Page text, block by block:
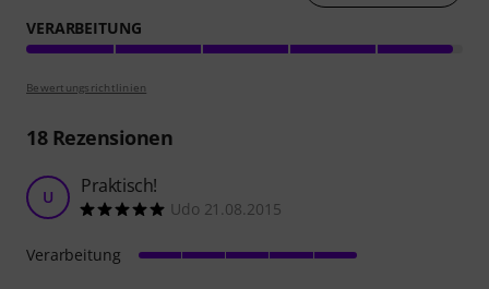
VERARBEITUNG
Bewertungsrichtlinien
18Rezensionen
U Praktisch!
Udo 21.08.2015
Verarbeitung